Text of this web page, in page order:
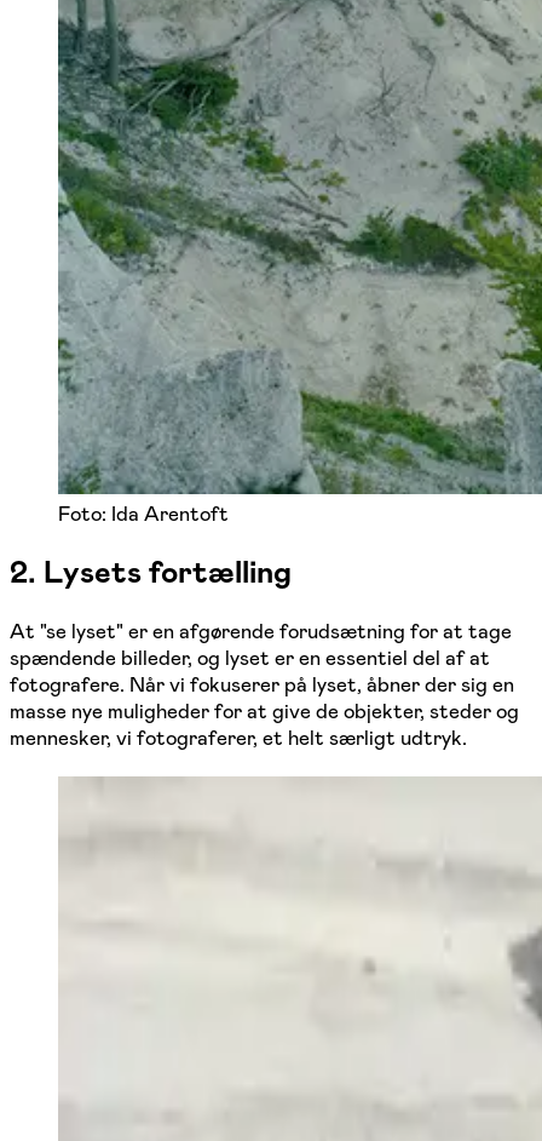
Foto: Ida Arentoft
2. Lysets fortælling
At "se lyset" er en afgørende forudsætning for at tage
spændende billeder, og lyset er en essentiel del af at
fotografere. Når vi fokuserer på lyset, åbner der sig en
masse nye muligheder for at give de objekter, steder og
mennesker, vi fotograferer, et helt særligt udtryk.